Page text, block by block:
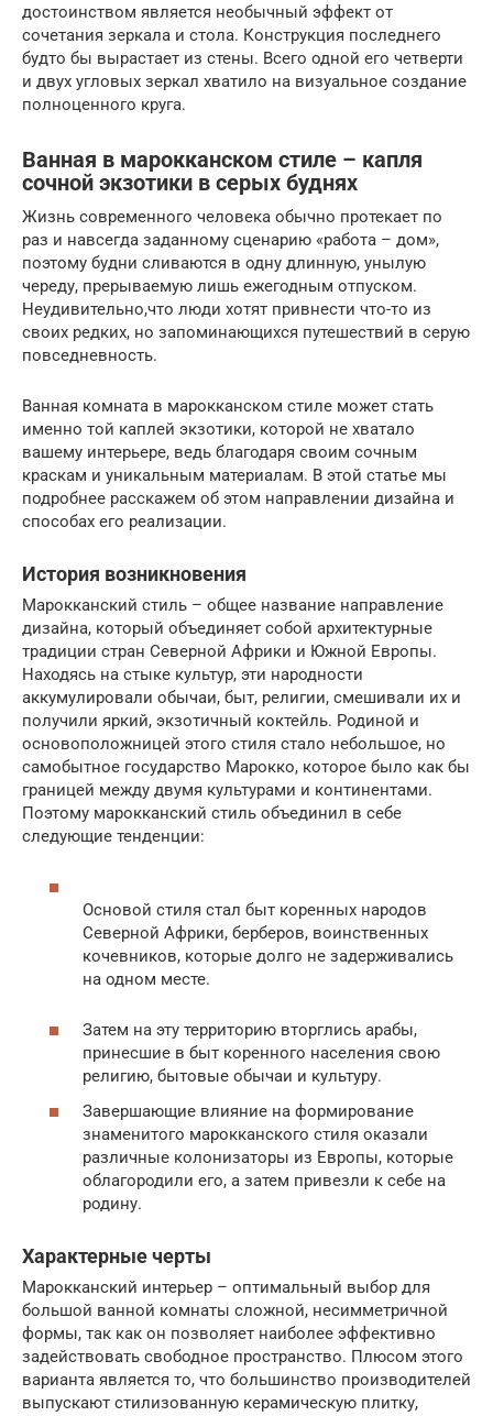
достоинством является необычный эффект от
сочетания зеркала и стола. Конструкция последнего
будто бы вырастает из стены. Всего одной его четверти
и двух угловых зеркал хватило на визуальное создание
полноценного круга.
Ванная в марокканском стиле – капля
сочной экзотики в серых буднях
Жизнь современного человека обычно протекает по
раз и навсегда заданному сценарию «работа – дом»,
поэтому будни сливаются в одну длинную, унылую
череду, прерываемую лишь ежегодным отпуском.
Неудивительно,что люди хотят привнести что-то из
своих редких, но запоминающихся путешествий в серую
повседневность.
Ванная комната в марокканском стиле может стать
именно той каплей экзотики, которой не хватало
вашему интерьере, ведь благодаря своим сочным
краскам и уникальным материалам. В этой статье мы
подробнее расскажем об этом направлении дизайна и
способах его реализации.
История возникновения
Марокканский стиль – общее название направление
дизайна, который объединяет собой архитектурные
традиции стран Северной Африки и Южной Европы.
Находясь на стыке культур, эти народности
аккумулировали обычаи, быт, религии, смешивали их и
получили яркий, экзотичный коктейль. Родиной и
основоположницей этого стиля стало небольшое, но
самобытное государство Марокко, которое было как бы
границей между двумя культурами и континентами.
Поэтому марокканский стиль объединил в себе
следующие тенденции:
Основой стиля стал быт коренных народов
Северной Африки, берберов, воинственных
кочевников, которые долго не задерживались
на одном месте.
Затем на эту территорию вторглись арабы,
принесшие в быт коренного населения свою
религию, бытовые обычаи и культуру.
Завершающие влияние на формирование
знаменитого марокканского стиля оказали
различные колонизаторы из Европы, которые
облагородили его, а затем привезли к себе на
родину.
Характерные черты
Марокканский интерьер – оптимальный выбор для
большой ванной комнаты сложной, несимметричной
формы, так как он позволяет наиболее эффективно
задействовать свободное пространство. Плюсом этого
варианта является то, что большинство производителей
выпускают стилизованную керамическую плитку,